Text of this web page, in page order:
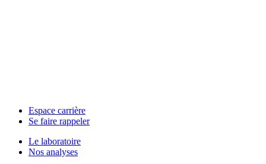
Espace carrière
Se faire rappeler
Le laboratoire
Nos analyses